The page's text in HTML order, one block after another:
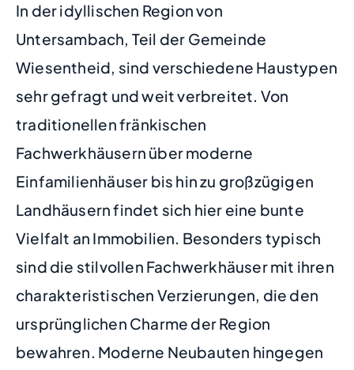
In der idyllischen Region von
Untersambach, Teil der Gemeinde
Wiesentheid, sind verschiedene Haustypen
sehr gefragt und weit verbreitet. Von
traditionellen fränkischen
Fachwerkhäusern über moderne
Einfamilienhäuser bis hin zu großzügigen
Landhäusern findet sich hier eine bunte
Vielfalt an Immobilien. Besonders typisch
sind die stilvollen Fachwerkhäuser mit ihren
charakteristischen Verzierungen, die den
ursprünglichen Charme der Region
bewahren. Moderne Neubauten hingegen